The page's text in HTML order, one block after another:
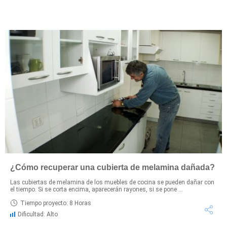
¿Cómo recuperar una cubierta de melamina dañada?
Las cubiertas de melamina de los muebles de cocina se pueden dañar con
el tiempo. Si se corta encima, aparecerán rayones, si se pone ...
Tiempo proyecto: 8 Horas
Dificultad: Alto